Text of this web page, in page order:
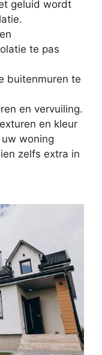
geluid wordt
te pas
buitenmuren te
en vervuiling.
en kleur
woning
zelfs extra in